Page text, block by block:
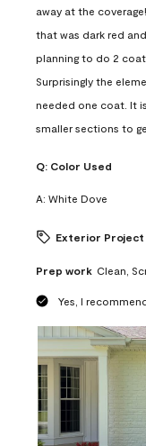
away at the
that was dark red
planning to do 2
Surprisingly the
needed one coat. It
smaller sections to
Q: Color Used
A: White Dove
Exterior Project
Prep work Clean,
Yes, I